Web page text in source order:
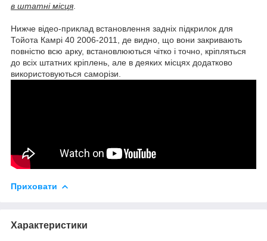
в штатні місця
Нижче відео-приклад встановлення задніх підкрилок для
Тойота Камрі 40 2006-2011, де видно, що вони закривають
повністю всю арку, встановлюються чітко і точно, кріпляться
до всіх штатних кріплень, але в деяких місцях додатково
використовуються саморізи.
Приховати
Характеристики